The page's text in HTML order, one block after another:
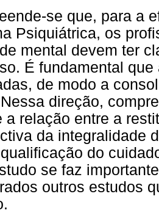
se que, para a
Psiquiátrica, os
mental devem ter
É fundamental
de modo a
direção,
a relação entre a
da integralidade
do
se faz
outros estudos